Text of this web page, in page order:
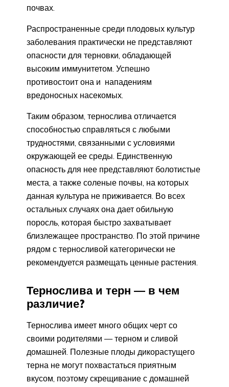
почвах.
Распространенные среди плодовых культур
заболевания практически не представляют
опасности для терновки, обладающей
высоким иммунитетом. Успешно
противостоит она и нападениям
вредоносных насекомых.
Таким образом, тернослива отличается
способностью справляться с любыми
трудностями, связанными с условиями
окружающей ее среды. Единственную
опасность для нее представляют болотистые
места, а также соленые почвы, на которых
данная культура не приживается. Во всех
остальных случаях она дает обильную
поросль, которая быстро захватывает
близлежащее пространство. По этой причине
рядом с терносливой категорически не
рекомендуется размещать ценные растения.
Тернослива и терн — в чем
различие?
Тернослива имеет много общих черт со
своими родителями — терном и сливой
домашней. Полезные плоды дикорастущего
терна не могут похвастаться приятным
вкусом, поэтому скрещивание с домашней